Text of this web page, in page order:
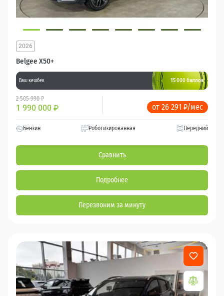
Belgee X50+
2026
Ваш кешбек 15 000 баллов
2 505 990 ₽
1 990 000 ₽ от 26 291 ₽/мес
Бензин Роботизированная Передний
Сравнить
Подробнее
Перезвоним за минуту